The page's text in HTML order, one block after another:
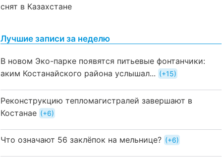
снят в Казахстане
Лучшие записи за неделю
В новом Эко-парке появятся питьевые фонтанчики:
аким Костанайского района услышал...
+15
Реконструкцию тепломагистралей завершают в
Костанае
+6
Что означают 56 заклёпок на мельнице? +6